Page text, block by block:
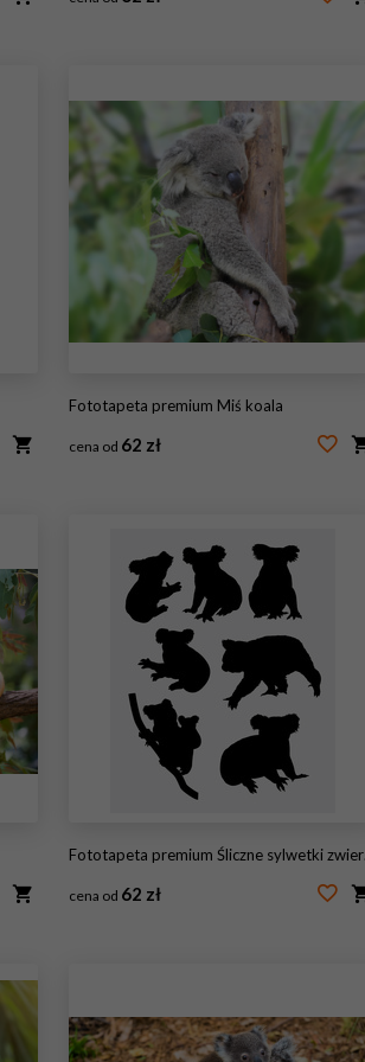
Fototapeta premium Miś koala
cena od 62 zł
Fototapeta premium Śliczne sylwetki zwierząt koala
cena od 62 zł